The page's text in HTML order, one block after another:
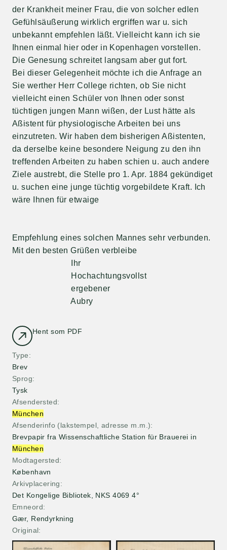
Hent som PDF
Type
Brev
Sprog
Tysk
Afsendersted
München
Afsenderinfo (lakstempel, adresse m.m.)
Brevpapir fra Wissenschaftliche Station für Brauerei in
München
Modtagersted
København
Arkivplacering
Det Kongelige Bibliotek, NKS 4069 4°
Emneord
Gær, Rendyrkning
Original
der Krankheit meiner Frau, die von solcher edlen
Gefühlsäußerung wirklich ergriffen war u. sich
unbekannt empfehlen läßt. Vielleicht kann ich sie
Ihnen einmal hier oder in Kopenhagen vorstellen.
Die Genesung schreitet langsam aber gut fort.
Bei dieser Gelegenheit möchte ich die Anfrage an
Sie werther Herr College richten, ob Sie nicht
vielleicht einen Schüler von Ihnen oder sonst
tüchtigen jungen Mann wißen, der Lust hätte als
Aßistent für physiologische Arbeiten bei uns
einzutreten. Wir haben dem bisherigen Aßistenten,
da derselbe keine besondere Neigung zu den ihn
treffenden Arbeiten zu haben schien u. auch andere
Ziele austrebt, die Stelle pro 1. Apr. 1884 gekündiget
u. suchen eine junge tüchtig vorgebildete Kraft. Ich
wäre Ihnen für etwaige
Empfehlung eines solchen Mannes sehr verbunden.
Mit den besten Grüßen verbleibe
Ihr
Hochachtungsvollst
ergebener
Aubry